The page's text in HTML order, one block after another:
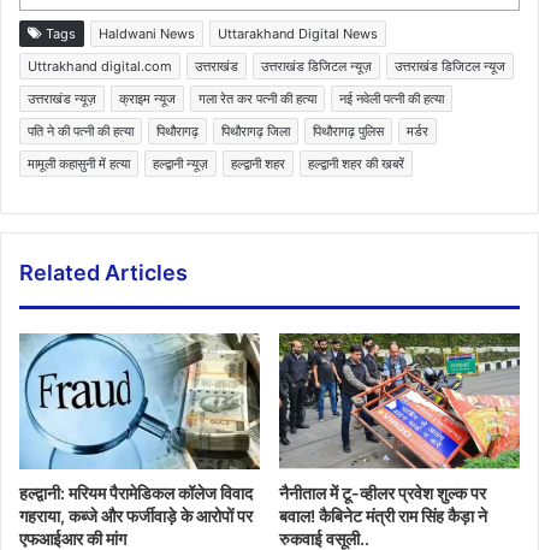
Tags Haldwani News
Uttarakhand Digital News
Uttrakhand digital.com
उत्तराखंड उत्तराखंड डिजिटल न्यूज़
उत्तराखंड डिजिटल न्यूज
उत्तराखंड न्यूज़
क्राइम न्यूज गला रेत कर पत्नी की हत्या
नई नवेली पत्नी की हत्या
पति ने की पत्नी की हत्या
पिथौरागढ़ पिथौरागढ़ जिला पिथौरागढ़ पुलिस
मर्डर
मामूली कहासुनी में हत्या
हल्द्वानी न्यूज़ हल्द्वानी शहर हल्द्वानी शहर की खबरें
Related Articles
हल्द्वानी: मरियम पैरामेडिकल कॉलेज विवाद
गहराया, कब्जे और फर्जीवाड़े के आरोपों पर
एफआईआर की मांग
नैनीताल में टू-व्हीलर प्रवेश शुल्क पर
बवाल! कैबिनेट मंत्री राम सिंह कैड़ा ने
रुकवाई वसूली..